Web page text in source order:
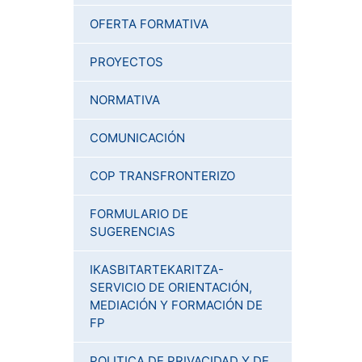
OFERTA FORMATIVA
PROYECTOS
NORMATIVA
COMUNICACIÓN
COP TRANSFRONTERIZO
FORMULARIO DE
SUGERENCIAS
IKASBITARTEKARITZA-
SERVICIO DE ORIENTACIÓN,
MEDIACIÓN Y FORMACIÓN DE
FP